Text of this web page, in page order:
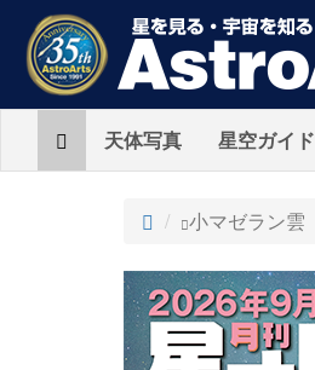
Home天体写真 星空ガイド
ト
プ
小マゼラン雲